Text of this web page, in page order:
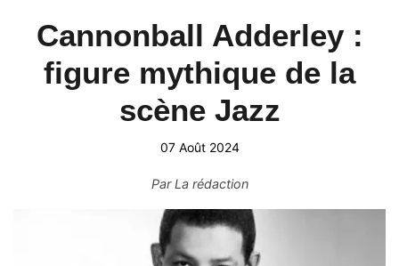
Cannonball Adderley :
figure mythique de la
scène Jazz
07 Août 2024
ParLa rédaction